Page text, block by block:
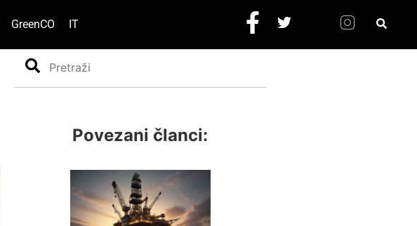
GreenCO IT
Search
Povezani članci: